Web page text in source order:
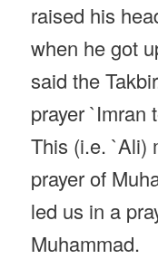
raised his
when he got
said the
prayer `Imran
This (i.e. `Ali)
prayer of
led us in a
Muhammad.